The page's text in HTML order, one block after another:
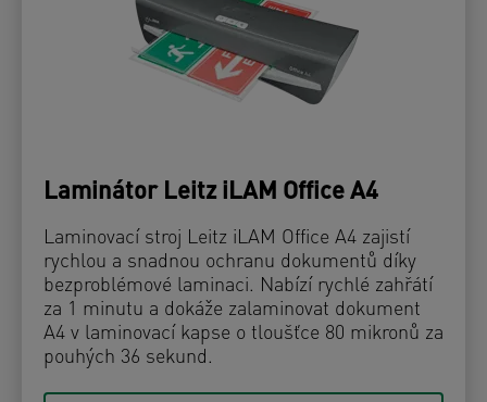
Laminátor Leitz iLAM Office A4
Laminovací stroj Leitz iLAM Office A4 zajistí
rychlou a snadnou ochranu dokumentů díky
bezproblémové laminaci. Nabízí rychlé zahřátí
za 1 minutu a dokáže zalaminovat dokument
A4 v laminovací kapse o tloušťce 80 mikronů za
pouhých 36 sekund.